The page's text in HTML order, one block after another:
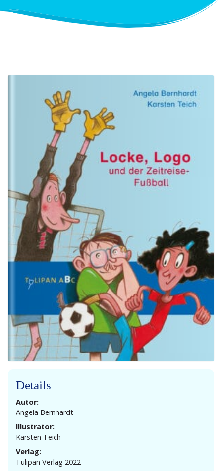
Details
Autor:
Angela Bernhardt
Illustrator:
Karsten Teich
Verlag:
Tulipan Verlag 2022